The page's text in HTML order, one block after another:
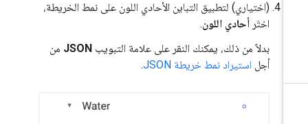
(اختياري) لتطبيق التباين الأحادي اللون على نمط الخريطة،
اختَرأحادي اللون.
بدلاً من ذلك، يمكنك النقر على علامة التبويبJSONمن
أجلاستيراد نمط خريطة JSON .